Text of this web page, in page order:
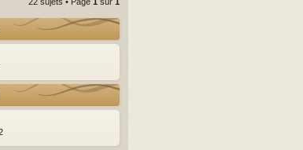
22 sujets • Page 1 sur 1